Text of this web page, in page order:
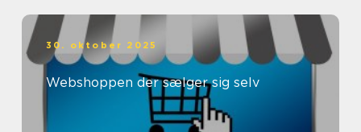
30. oktober 2025
Webshoppen der sælger sig selv